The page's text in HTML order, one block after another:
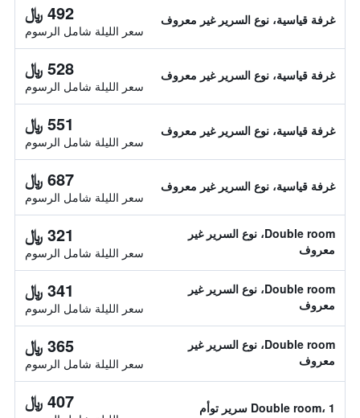
غرفة قياسية، نوع السرير غير معروف 492 ﷼
سعر الليلة شامل الرسوم
غرفة قياسية، نوع السرير غير معروف 528 ﷼
سعر الليلة شامل الرسوم
غرفة قياسية، نوع السرير غير معروف 551 ﷼
سعر الليلة شامل الرسوم
غرفة قياسية، نوع السرير غير معروف 687 ﷼
سعر الليلة شامل الرسوم
Double room، نوع السرير غير
معروف
321 ﷼
سعر الليلة شامل الرسوم
Double room، نوع السرير غير
معروف
341 ﷼
سعر الليلة شامل الرسوم
Double room، نوع السرير غير
معروف
365 ﷼
سعر الليلة شامل الرسوم
Double room، 1 سرير توأم 407 ﷼